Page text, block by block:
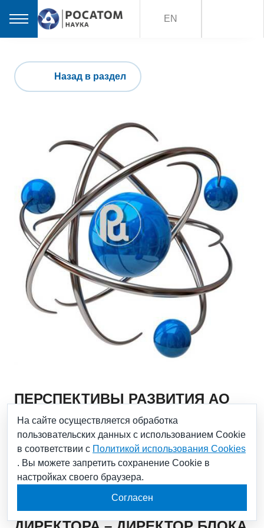
EN
Назад в раздел
ПЕРСПЕКТИВЫ РАЗВИТИЯ АО
«РАДИЕВЫЙ ИНСТИТУТ ИМ. В.Г.
ХЛОПИНА» ОБСУДИЛ С
РУКОВОДСТВОМ ИНСТИТУТА И
АО «НАУКА И ИННОВАЦИИ»
ЗАМЕСТИТЕЛЬ ГЕНЕРАЛЬНОГО
На сайте осуществляется обработка
пользовательских данных с использованием Cookie
в соответствии с Политикой использования Cookies
. Вы можете запретить сохранение Cookie в
настройках своего браузера.
Согласен